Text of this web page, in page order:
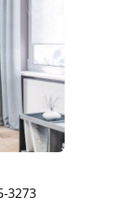
3273